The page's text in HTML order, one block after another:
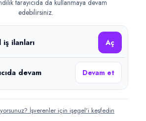
tarayıcıda da kullanmaya devam
edebilirsiniz.
iş ilanları Aç
devam Devam et
İşverenler için işegel'i keşfedin